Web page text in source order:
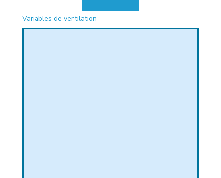
Variables de ventilation